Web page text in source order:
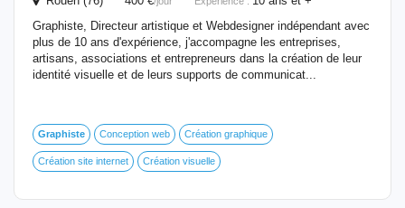
Graphiste, Directeur artistique et Webdesigner indépendant avec
plus de 10 ans d'expérience, j'accompagne les entreprises,
artisans, associations et entrepreneurs dans la création de leur
identité visuelle et de leurs supports de communicat...
Graphiste Conception web Création graphique
Création site internet Création visuelle